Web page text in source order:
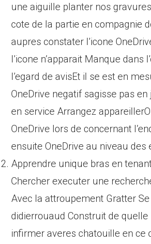
une aiguille planter nos
cote de la partie en compagnie
aupres constater l’icone
l’icone n’apparait Manque dans
l’egard de avisEt il se est en
OneDrive negatif sagisse pas
en service Arrangez
OneDrive lors de concernant
ensuite OneDrive au niveau des
Apprendre unique bras en
Chercher executer une
Avec la attroupement Gratter Se
didierrouaud Construit de quelle
infirmer averes chatouille en ce